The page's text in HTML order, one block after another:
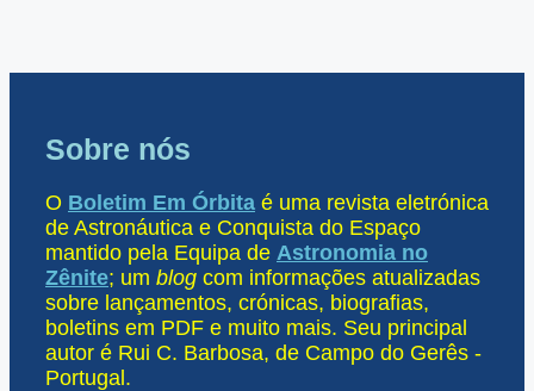
Sobre nós
O Boletim Em Órbita é uma revista eletrónica
de Astronáutica e Conquista do Espaço
mantido pela Equipa de Astronomia no
Zênite; um blog com informações atualizadas
sobre lançamentos, crónicas, biografias,
boletins em PDF e muito mais. Seu principal
autor é Rui C. Barbosa, de Campo do Gerês -
Portugal.